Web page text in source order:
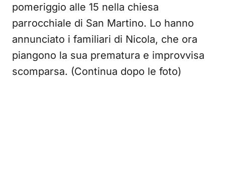
pomeriggio alle 15 nella chiesa
parrocchiale di San Martino. Lo hanno
annunciato i familiari di Nicola, che ora
piangono la sua prematura e improvvisa
scomparsa. (Continua dopo le foto)